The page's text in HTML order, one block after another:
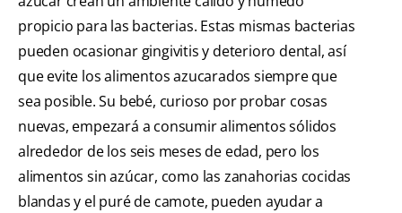
propicio para las bacterias. Estas mismas bacterias
pueden ocasionar gingivitis y deterioro dental, así
que evite los alimentos azucarados siempre que
sea posible. Su bebé, curioso por probar cosas
nuevas, empezará a consumir alimentos sólidos
alrededor de los seis meses de edad, pero los
alimentos sin azúcar, como las zanahorias cocidas
blandas y el puré de camote, pueden ayudar a